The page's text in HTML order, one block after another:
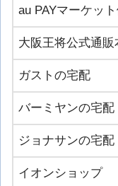
au PAYマーケッ
大阪王将公式通販
ガストの宅配
バーミヤンの宅配
ジョナサンの宅配
イオンショップ